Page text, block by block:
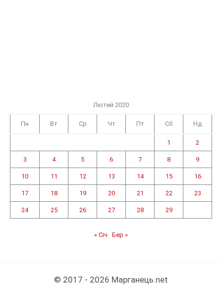
Лютий 2020
Пн Вт Ср Чт Пт Сб Нд
1 2
3 4 5 6 7 8 9
10 11 12 13 14 15 16
17 18 19 20 21 22 23
24 25 26 27 28 29
« Січ Бер »
© 2017 - 2026 Марганець.net